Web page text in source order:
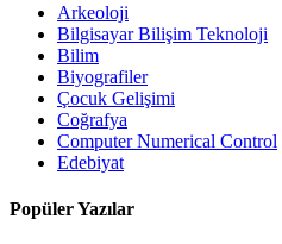
Arkeoloji
Bilgisayar Bilişim Teknoloji
Bilim
Biyografiler
Çocuk Gelişimi
Coğrafya
Computer Numerical Control
Edebiyat
Popüler Yazılar